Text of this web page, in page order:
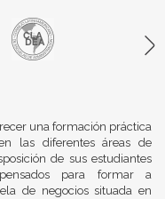
una formación práctica
las diferentes áreas de
de sus estudiantes
para formar a
de negocios situada en